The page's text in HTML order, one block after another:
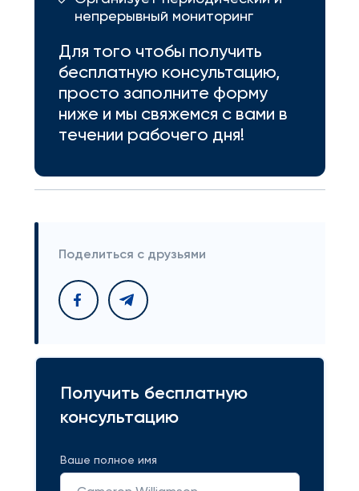
непрерывный мониторинг
Для того чтобы получить
бесплатную консультацию,
просто заполните форму
ниже и мы свяжемся с вами в
течении рабочего дня!
Поделиться с друзьями
Получить бесплатную
консультацию
Ваше полное имя